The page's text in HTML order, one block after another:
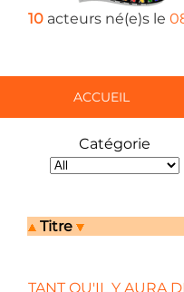
10acteurs né(e)s le
ACCUEIL
Catégorie
Titre
TANT QU'IL Y AURA